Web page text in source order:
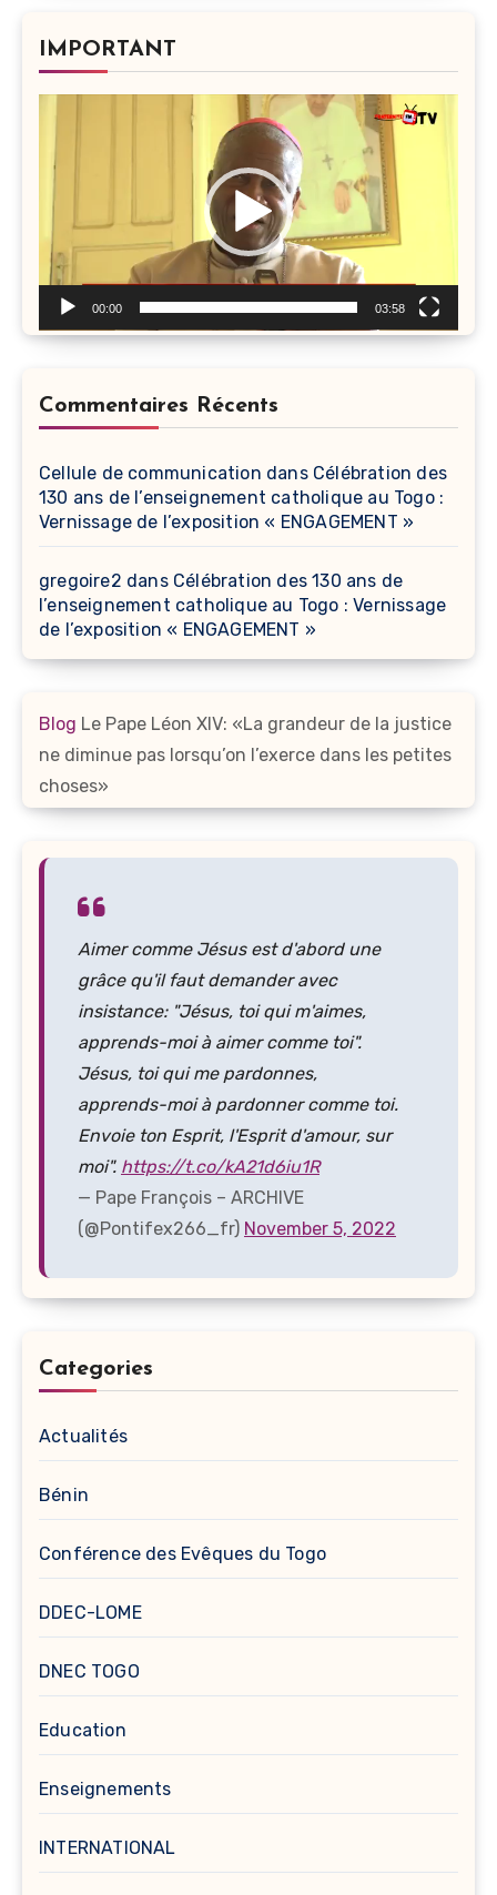
IMPORTANT
00:00 03:58
Commentaires Récents
Cellule de communication dans Célébration des
130 ans de l’enseignement catholique au Togo :
Vernissage de l’exposition « ENGAGEMENT »
gregoire2 dans Célébration des 130 ans de
l’enseignement catholique au Togo : Vernissage
de l’exposition « ENGAGEMENT »
Blog Le Pape Léon XIV: «La grandeur de la justice
ne diminue pas lorsqu’on l’exerce dans les petites
choses»
Aimer comme Jésus est d'abord une
grâce qu'il faut demander avec
insistance: "Jésus, toi qui m'aimes,
apprends-moi à aimer comme toi".
Jésus, toi qui me pardonnes,
apprends-moi à pardonner comme toi.
Envoie ton Esprit, l'Esprit d'amour, sur
moi". https://t.co/kA21d6iu1R
— Pape François – ARCHIVE
(@Pontifex266_fr) November 5, 2022
Categories
Actualités
Bénin
Conférence des Evêques du Togo
DDEC-LOME
DNEC TOGO
Education
Enseignements
INTERNATIONAL